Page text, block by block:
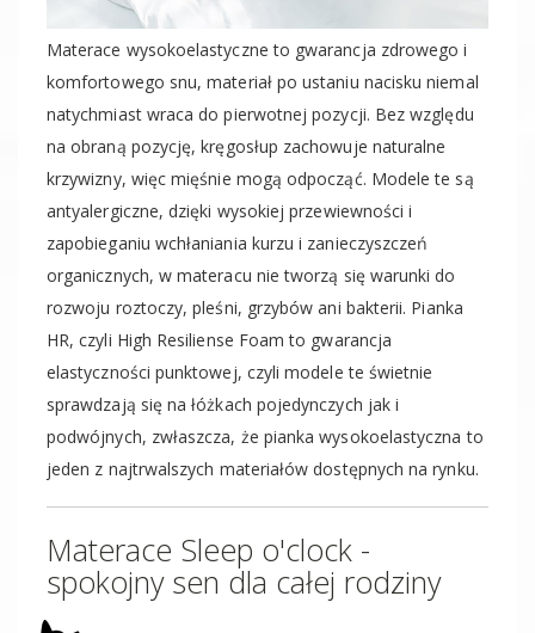
Materace wysokoelastyczne to gwarancja zdrowego i
komfortowego snu, materiał po ustaniu nacisku niemal
natychmiast wraca do pierwotnej pozycji. Bez względu
na obraną pozycję, kręgosłup zachowuje naturalne
krzywizny, więc mięśnie mogą odpocząć. Modele te są
antyalergiczne, dzięki wysokiej przewiewności i
zapobieganiu wchłaniania kurzu i zanieczyszczeń
organicznych, w materacu nie tworzą się warunki do
rozwoju roztoczy, pleśni, grzybów ani bakterii. Pianka
HR, czyli High Resiliense Foam to gwarancja
elastyczności punktowej, czyli modele te świetnie
sprawdzają się na łóżkach pojedynczych jak i
podwójnych, zwłaszcza, że pianka wysokoelastyczna to
jeden z najtrwalszych materiałów dostępnych na rynku.
Materace Sleep o'clock -
spokojny sen dla całej rodziny